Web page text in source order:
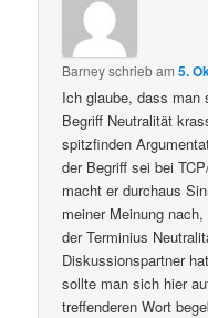
Barneyschriebam5.
Ich glaube, dass man
Begriff Neutralität
spitzfinden
der Begriff sei bei
macht er durchaus
meiner Meinung
der Terminius
Diskussionspartner
sollte man sich hier
treffenderen Wort